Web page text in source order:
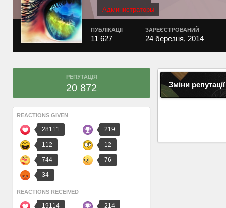
Администраторы
ПУБЛІКАЦІЇ
11 627
ЗАРЕЄСТРОВАНИЙ
24 березня, 2014
РЕПУТАЦІЯ
20 872
REACTIONS GIVEN
28111 219
112 12
744 76
34
REACTIONS RECEIVED
19114 214
Зміни репутації